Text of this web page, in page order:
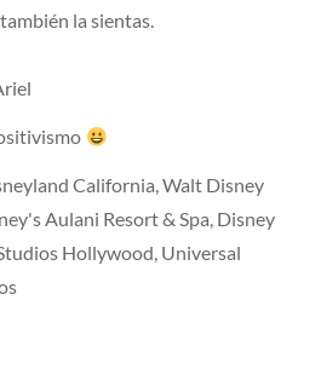
la sientas.
California, Walt Disney
Aulani Resort & Spa, Disney
Hollywood, Universal